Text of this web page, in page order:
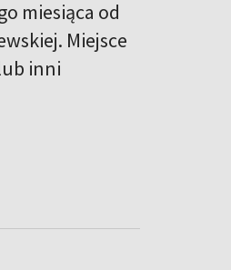
miesiąca od
Miejsce
inni